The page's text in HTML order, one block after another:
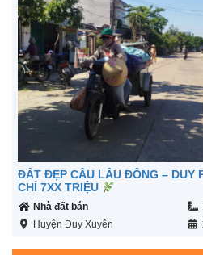
ĐẤT ĐẸP CÂU LÂU ĐÔNG – DUY
CHỈ 7XX TRIỆU
Nhà đất bán
Huyện Duy Xuyên